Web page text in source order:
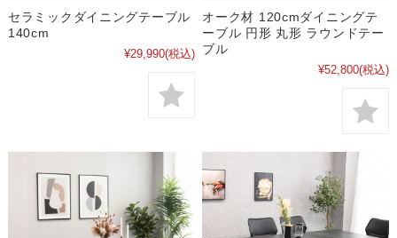
セラミックダイニングテーブル
140cm
¥29,990(税込)
オーク材 120cmダイニングテ
ーブル 円形 丸形 ラウンドテー
ブル
¥52,800(税込)